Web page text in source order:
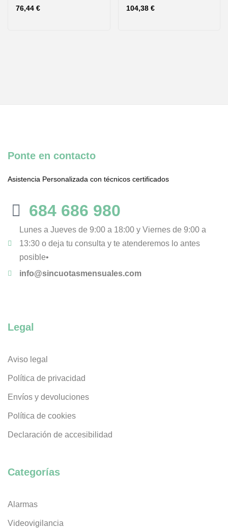
76,44 € 104,38 €
Ponte en contacto
Asistencia Personalizada con técnicos certificados
684 686 980
Lunes a Jueves de 9:00 a 18:00 y Viernes de 9:00 a
13:30 o deja tu consulta y te atenderemos lo antes
posible•
info@sincuotasmensuales.com
Legal
Aviso legal
Política de privacidad
Envíos y devoluciones
Política de cookies
Declaración de accesibilidad
Categorías
Alarmas
Videovigilancia